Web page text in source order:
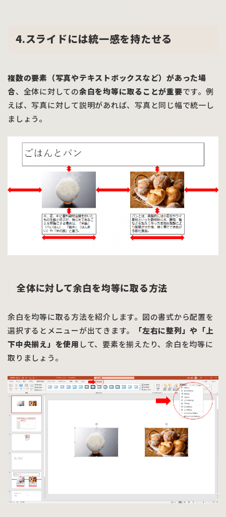
4.スライドには統一感を持たせる
複数の要素（写真やテキストボックスなど）があった場
合、全体に対しての余白を均等に取ることが重要です。例
えば、写真に対して説明があれば、写真と同じ幅で統一し
ましょう。
全体に対して余白を均等に取る方法
余白を均等に取る方法を紹介します。図の書式から配置を
選択するとメニューが出てきます。
「左右に整列」や「上
下中央揃え」を使用 して、要素を揃えたり、余白を均等に
取りましょう。